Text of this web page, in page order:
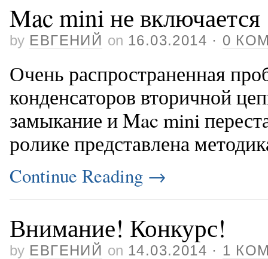
Mac mini не включается
by ЕВГЕНИЙ on 16.03.2014 · 0
Очень распространенная
конденсаторов вторичной
замыкание и Mac mini
ролике представлена
Continue Reading →
Внимание! Конкурс!
by ЕВГЕНИЙ on 14.03.2014 · 1